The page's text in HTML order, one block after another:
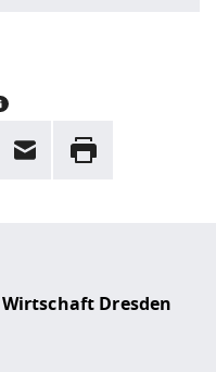
und ein Link zur
E-Mail Drucken
Dresden